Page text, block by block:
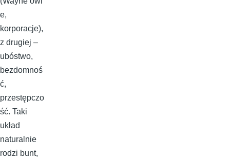
e,
korporacje),
z drugiej –
ubóstwo,
bezdomnoś
ć,
przestępczo
ść. Taki
układ
naturalnie
rodzi bunt,